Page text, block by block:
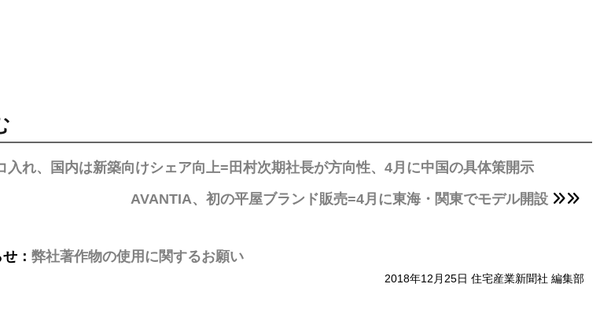
入れ、国内は新築向けシェア向上=田村次期社長が方向性、4月に中国の具体策開示
AVANTIA、初の平屋ブランド販売=4月に東海・関東でモデル開設
： 弊社著作物の使用に関するお願い
2018年12月25日 住宅産業新聞社 編集部